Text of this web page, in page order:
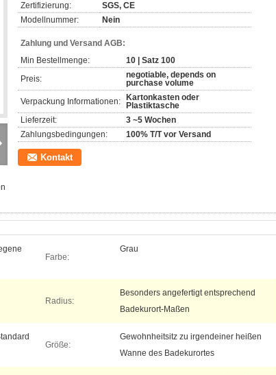
Zertifizierung:
SGS, CE
Modellnummer:
Nein
Zahlung und Versand AGB:
Min Bestellmenge:
10 | Satz 100
Preis:
negotiable, depends on
purchase volume
Verpackung Informationen:
Kartonkasten oder
Plastiktasche
Lieferzeit:
3 ~5 Wochen
Zahlungsbedingungen:
100% T/T vor Versand
Kontakt
Farbe:
Grau
Radius:
Besonders angefertigt entsprechend
Badekurort-Maßen
Größe:
Gewohnheitsitz zu irgendeiner heißen
Wanne des Badekurortes